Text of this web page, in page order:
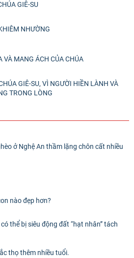
GIÊ-SU
NHƯỜNG
VÀ MANG ÁCH CỦA CHÚA
GIÊ-SU, VÌ NGƯỜI HIỀN LÀNH VÀ
TRONG LÒNG
ở Nghệ An thầm lặng chôn cất nhiều
nào đẹp hơn?
thể bị siêu động đất “hạt nhân” tách
thọ thêm nhiều tuổi.